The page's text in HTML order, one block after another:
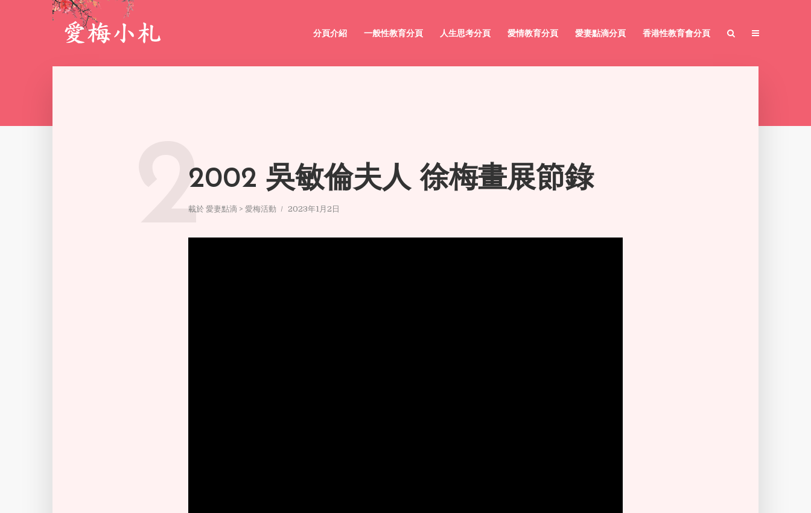
分頁介紹 一般性教育分頁 人生思考分頁 愛情教育分頁 愛妻點滴分頁 香港性教育會分頁
2002 吳敏倫夫人 徐梅畫展節錄
載於 愛妻點滴 > 愛梅活動 2023年1月2日
2